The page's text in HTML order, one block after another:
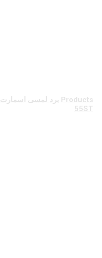
Products برد لمسی
55ST